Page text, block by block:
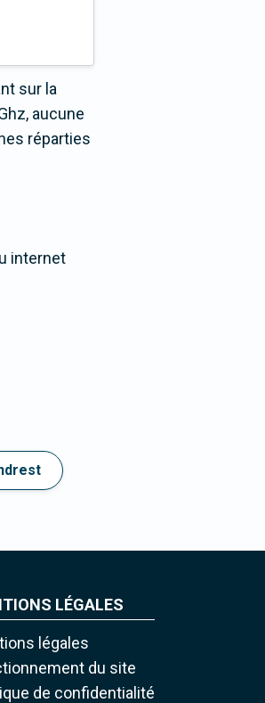
sur la
aucune
réparties
internet
LÉGALES
légales
du site
de confidentialité